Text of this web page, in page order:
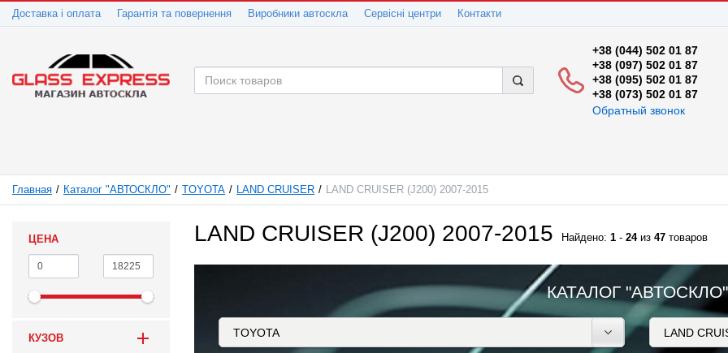
Доставка і оплата Гарантія та повернення Виробники автоскла Сервісні центри Контакти
+38 (044) 502 01 87
+38 (097) 502 01 87
+38 (095) 502 01 87
+38 (073) 502 01 87
Обратный звонок
Главная Каталог "АВТОСКЛО" TOYOTA LAND CRUISER LAND CRUISER (J200) 2007-2015
ЦЕНА
КУЗОВ
LAND CRUISER (J200) 2007-2015 Найдено: 1 - 24из 47 товаров
КАТАЛОГ "АВТОСКЛО"